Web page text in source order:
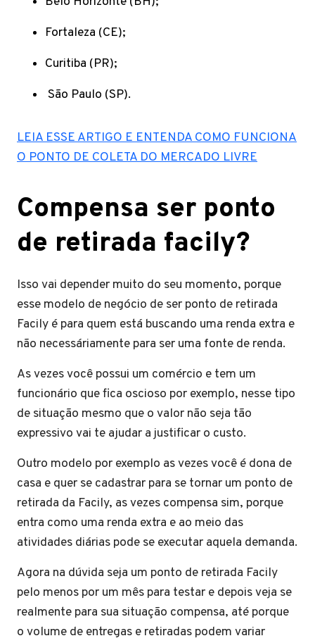
Fortaleza (CE);
Curitiba (PR);
São Paulo (SP).
LEIA ESSE ARTIGO E ENTENDA COMO FUNCIONA
O PONTO DE COLETA DO MERCADO LIVRE
Compensa ser ponto
de retirada facily?
Isso vai depender muito do seu momento, porque
esse modelo de negócio de ser ponto de retirada
Facily é para quem está buscando uma renda extra e
não necessáriamente para ser uma fonte de renda.
As vezes você possui um comércio e tem um
funcionário que fica oscioso por exemplo, nesse tipo
de situação mesmo que o valor não seja tão
expressivo vai te ajudar a justificar o custo.
Outro modelo por exemplo as vezes você é dona de
casa e quer se cadastrar para se tornar um ponto de
retirada da Facily, as vezes compensa sim, porque
entra como uma renda extra e ao meio das
atividades diárias pode se executar aquela demanda.
Agora na dúvida seja um ponto de retirada Facily
pelo menos por um mês para testar e depois veja se
realmente para sua situação compensa, até porque
o volume de entregas e retiradas podem variar